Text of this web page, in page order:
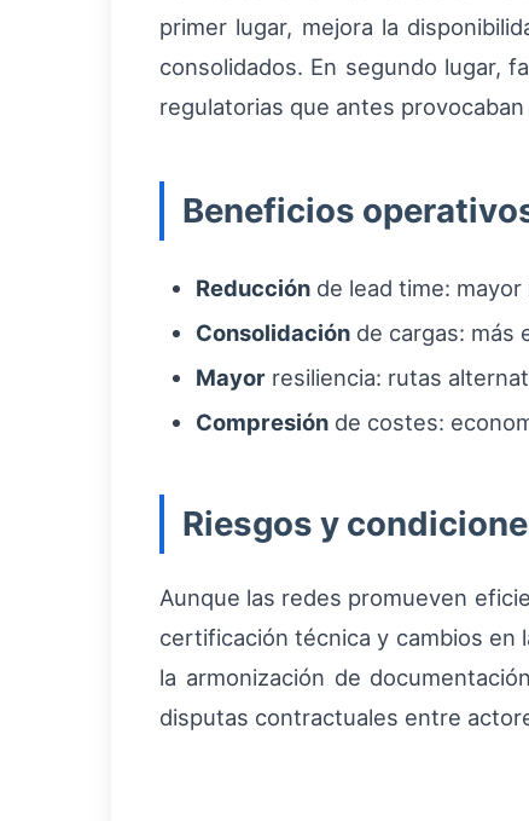
primer lugar, mejora la
consolidados. En segundo lugar,
regulatorias que antes
Beneficios
Reducción de lead time:
Consolidación de cargas: más
Mayor resiliencia: rutas
Compresión de costes:
Riesgos y
Aunque las redes promueven
certificación técnica y cambios en
la armonización de
disputas contractuales entre